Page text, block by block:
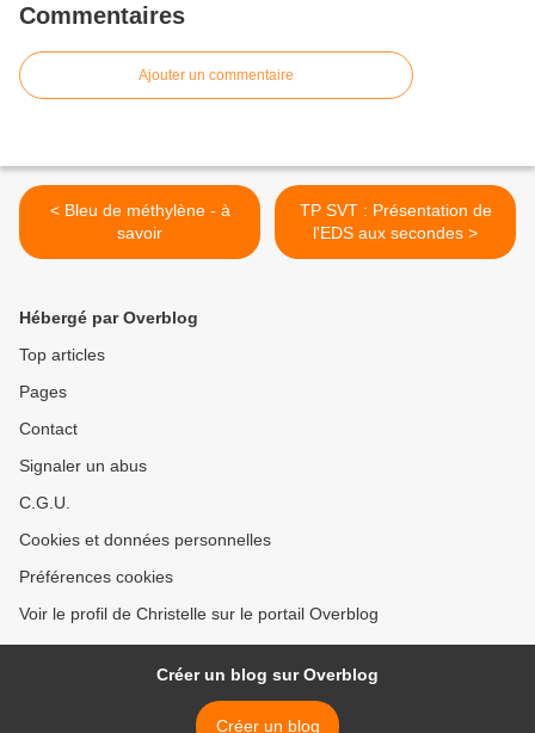
Commentaires
Ajouter un commentaire
< Bleu de méthylène - à
savoir
TP SVT : Présentation de
l'EDS aux secondes >
Hébergé par Overblog
Top articles
Pages
Contact
Signaler un abus
C.G.U.
Cookies et données personnelles
Préférences cookies
Voir le profil de Christelle sur le portail Overblog
Créer un blog sur Overblog
Créer un blog